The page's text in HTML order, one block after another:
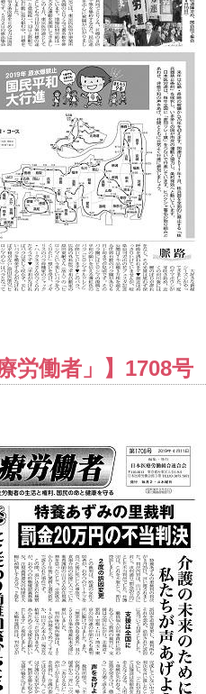
労働者」】1708号